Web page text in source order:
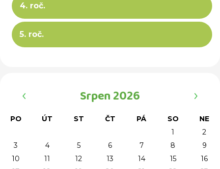
4. roč.
5. roč.
Srpen 2026
PO ÚT ST ČT PÁ SO
NE
1
2
3
4 5 6 7 8
9
10
11 12 13 14 15
16